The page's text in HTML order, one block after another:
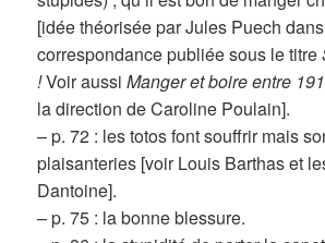
[idée théorisée par Jules Puech
correspondance publiée sous le titre
!Voir aussiManger et boire entre
la direction de Caroline Poulain].
– p. 72 : les totos font souffrir mais
plaisanteries [voir Louis Barthas et
Dantoine].
– p. 75 : la bonne blessure.